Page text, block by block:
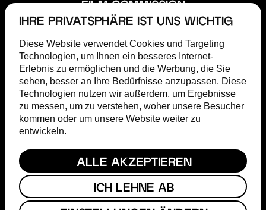
IHRE PRIVATSPHÄRE IST UNS WICHTIG
Diese Website verwendet Cookies und Targeting
Technologien, um Ihnen ein besseres Internet-
Erlebnis zu ermöglichen und die Werbung, die Sie
sehen, besser an Ihre Bedürfnisse anzupassen. Diese
Technologien nutzen wir außerdem, um Ergebnisse
zu messen, um zu verstehen, woher unsere Besucher
kommen oder um unsere Website weiter zu
entwickeln.
ALLE AKZEPTIEREN
ICH LEHNE AB
FILM COMMISSION
ABOUT
MAGAZIN
TERMINE
PRESSE
HESSISCHER FILM- & KINOPREIS
FACEBOOK
KONTAKT
IMPRESSUM
DATENSCHUTZ